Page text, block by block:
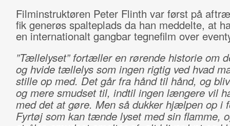
Filminstruktøren Peter Flinth var først på
fik generøs spalteplads da han meddelte, at
en internationalt gangbar tegnefilm over
”Tællelyset” fortæller en rørende historie om
og hvide tællelys som ingen rigtig ved hvad
stille op med. Det går fra hånd til hånd, og
og mere smudset til, indtil ingen længere vil
med det at gøre. Men så dukker hjælpen op i
Fyrtøj som kan tænde lyset med sin flamme,